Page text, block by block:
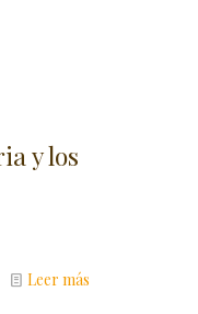
y los
Leer más